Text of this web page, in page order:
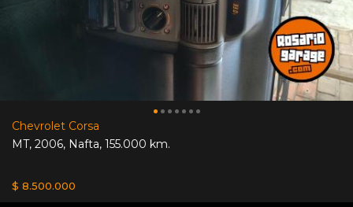
Chevrolet Corsa
MT, 2006, Nafta, 155.000 km.
$ 8.500.000